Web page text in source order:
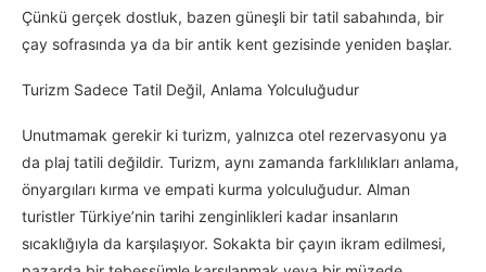
Çünkü gerçek dostluk, bazen güneşli bir tatil sabahında, bir
çay sofrasında ya da bir antik kent gezisinde yeniden başlar.
Turizm Sadece Tatil Değil, Anlama Yolculuğudur
Unutmamak gerekir ki turizm, yalnızca otel rezervasyonu ya
da plaj tatili değildir. Turizm, aynı zamanda farklılıkları anlama,
önyargıları kırma ve empati kurma yolculuğudur. Alman
turistler Türkiye’nin tarihi zenginlikleri kadar insanların
sıcaklığıyla da karşılaşıyor. Sokakta bir çayın ikram edilmesi,